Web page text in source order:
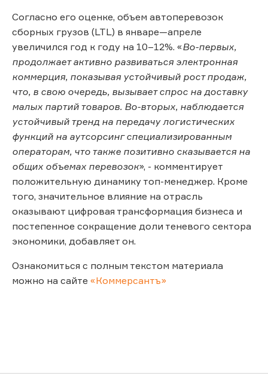
Согласно его оценке, объем автоперевозок
сборных грузов (LTL) в январе—апреле
увеличился год к году на 10–12%. «Во-первых,
продолжает активно развиваться электронная
коммерция, показывая устойчивый рост продаж,
что, в свою очередь, вызывает спрос на доставку
малых партий товаров. Во-вторых, наблюдается
устойчивый тренд на передачу логистических
функций на аутсорсинг специализированным
операторам, что также позитивно сказывается на
общих объемах перевозок», - комментирует
положительную динамику топ-менеджер. Кроме
того, значительное влияние на отрасль
оказывают цифровая трансформация бизнеса и
постепенное сокращение доли теневого сектора
экономики, добавляет он.
Ознакомиться с полным текстом материала
можно на сайте «Коммерсантъ»